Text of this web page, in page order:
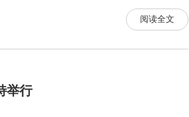
阅读全文
举行